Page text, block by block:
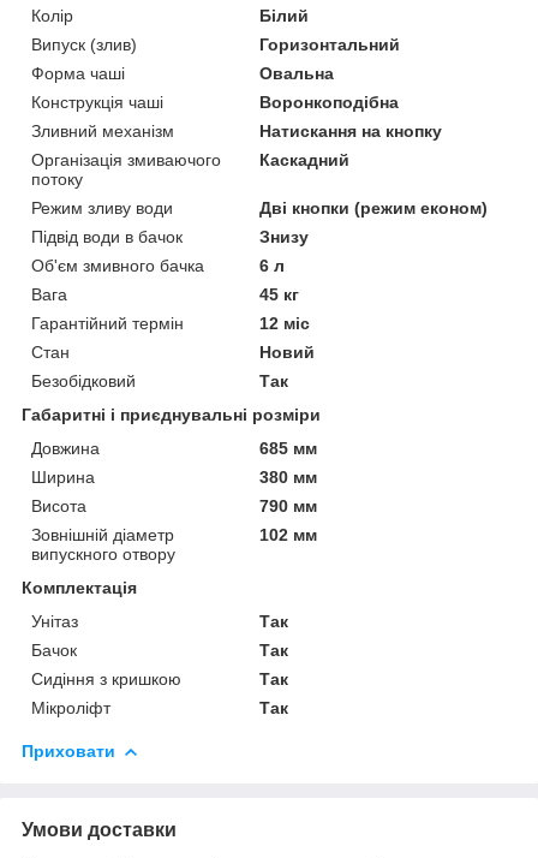
Колір
Білий
Випуск (злив)
Горизонтальний
Форма чаші
Овальна
Конструкція чаші
Воронкоподібна
Зливний механізм
Натискання на кнопку
Організація змиваючого
потоку
Каскадний
Режим зливу води
Дві кнопки (режим економ)
Підвід води в бачок
Знизу
Об'єм змивного бачка
6 л
Вага
45 кг
Гарантійний термін
12 міс
Стан
Новий
Безобідковий
Так
Габаритні і приєднувальні розміри
Довжина
685 мм
Ширина
380 мм
Висота
790 мм
Зовнішній діаметр
випускного отвору
102 мм
Комплектація
Унітаз
Так
Бачок
Так
Сидіння з кришкою
Так
Мікроліфт
Так
Приховати
Умови доставки